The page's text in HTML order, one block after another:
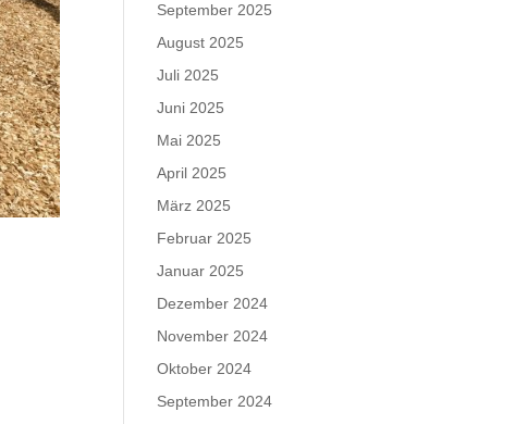
September 2025
August 2025
Juli 2025
Juni 2025
Mai 2025
April 2025
März 2025
Februar 2025
Januar 2025
Dezember 2024
November 2024
Oktober 2024
September 2024